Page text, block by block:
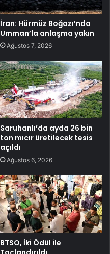
İran: Hürmüz Boğazı’nda
Umman’la anlaşma yakın
Ağustos 7, 2026
Saruhanlı’da ayda 26 bin
ton mıcır üretilecek tesis
açıldı
Ağustos 6, 2026
BTSO, İki Ödül ile